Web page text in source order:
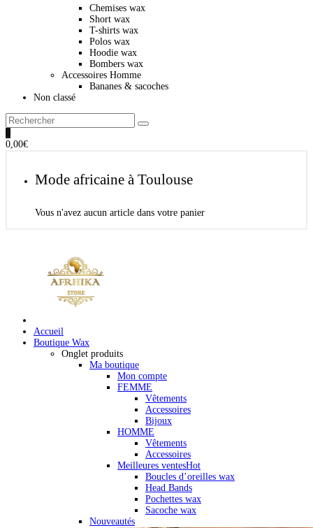
Chemises wax
Short wax
T-shirts wax
Polos wax
Hoodie wax
Bombers wax
Accessoires Homme
Bananes & sacoches
Non classé
0
0,00€
Mode africaine à Toulouse
Vous n'avez aucun article dans votre panier
Accueil
Boutique Wax
Onglet produits
Ma boutique
Mon compte
FEMME
Vêtements
Accessoires
Bijoux
HOMME
Vêtements
Accessoires
Meilleures ventesHot
Boucles d’oreilles wax
Head Bands
Pochettes wax
Sacoche wax
Nouveautés